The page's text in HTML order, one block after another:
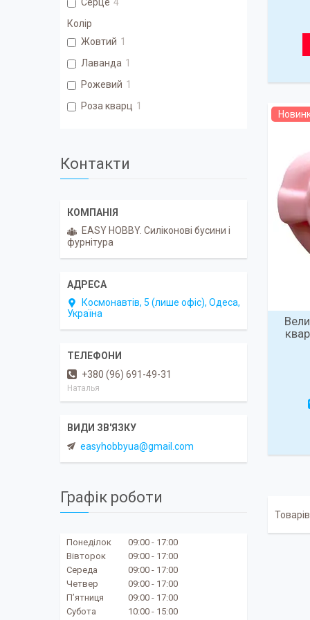
Серце 4
Колір
Жовтий 1
Лаванда 1
Рожевий 1
Роза кварц 1
Контакти
EASY HOBBY. Силіконові бусини і
фурнітура
Космонавтів, 5 (лише офіс), Одеса,
Україна
+380 (96) 691-49-31
Наталья
easyhobbyua@gmail.com
Графік роботи
Понеділок 09:00
17:00
Вівторок
09:00
17:00
Середа
09:00
17:00
Четвер
09:00
17:00
Пʼятниця
09:00
17:00
Субота
10:00 15:00